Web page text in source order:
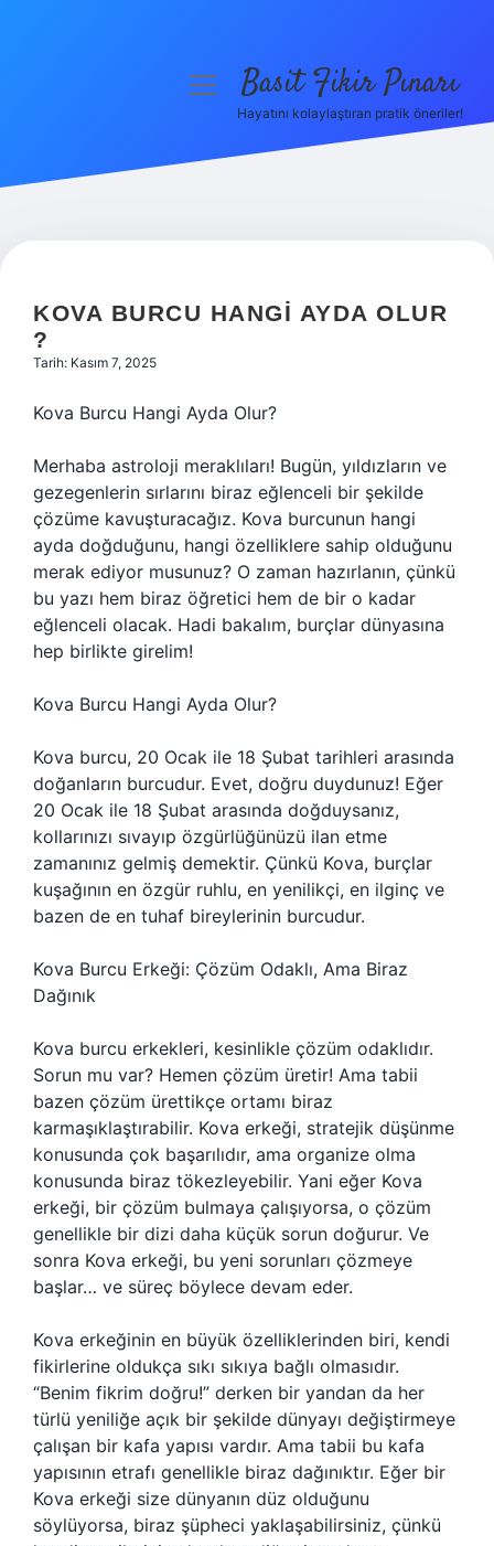
Hakkımızda
menüyüBasit Fikir Pınarı
Hayatını kolaylaştıran pratik öneriler!
KOVA BURCU HANGI AYDA OLUR
?
Tarih: Kasım 7, 2025
Kova Burcu Hangi Ayda Olur?
Merhaba astroloji meraklıları! Bugün, yıldızların ve
gezegenlerin sırlarını biraz eğlenceli bir şekilde
çözüme kavuşturacağız. Kova burcunun hangi
ayda doğduğunu, hangi özelliklere sahip olduğunu
merak ediyor musunuz? O zaman hazırlanın, çünkü
bu yazı hem biraz öğretici hem de bir o kadar
eğlenceli olacak. Hadi bakalım, burçlar dünyasına
hep birlikte girelim!
Kova Burcu Hangi Ayda Olur?
Kova burcu, 20 Ocak ile 18 Şubat tarihleri arasında
doğanların burcudur. Evet, doğru duydunuz! Eğer
20 Ocak ile 18 Şubat arasında doğduysanız,
kollarınızı sıvayıp özgürlüğünüzü ilan etme
zamanınız gelmiş demektir. Çünkü Kova, burçlar
kuşağının en özgür ruhlu, en yenilikçi, en ilginç ve
bazen de en tuhaf bireylerinin burcudur.
Kova Burcu Erkeği: Çözüm Odaklı, Ama Biraz
Dağınık
Kova burcu erkekleri, kesinlikle çözüm odaklıdır.
Sorun mu var? Hemen çözüm üretir! Ama tabii
bazen çözüm ürettikçe ortamı biraz
karmaşıklaştırabilir. Kova erkeği, stratejik düşünme
konusunda çok başarılıdır, ama organize olma
konusunda biraz tökezleyebilir. Yani eğer Kova
erkeği, bir çözüm bulmaya çalışıyorsa, o çözüm
genellikle bir dizi daha küçük sorun doğurur. Ve
sonra Kova erkeği, bu yeni sorunları çözmeye
başlar… ve süreç böylece devam eder.
Kova erkeğinin en büyük özelliklerinden biri, kendi
fikirlerine oldukça sıkı sıkıya bağlı olmasıdır.
“Benim fikrim doğru!” derken bir yandan da her
türlü yeniliğe açık bir şekilde dünyayı değiştirmeye
çalışan bir kafa yapısı vardır. Ama tabii bu kafa
yapısının etrafı genellikle biraz dağınıktır. Eğer bir
Kova erkeği size dünyanın düz olduğunu
söylüyorsa, biraz şüpheci yaklaşabilirsiniz, çünkü